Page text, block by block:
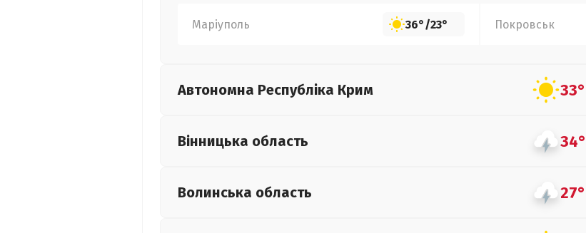
Маріуполь 36°/23° Покровськ
Автономна Республіка Крим 33°
Вінницька область 34°
Волинська область 27°